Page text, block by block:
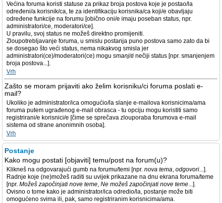
Većina foruma koristi statuse za prikaz broja postova koje je postao/la
određeni/a korisnik/ca, te za identifikaciju korisnika/ca koji/e obavljaju
određene funkcije na forumu [obično oni/e imaju poseban status, npr.
administratori/ce, moderatori/ce].
U pravilu, svoj status ne možeš direktno promijeniti.
Zloupotrebljavanje foruma, u smislu postanja puno postova samo zato da bi
se dosegao što veći status, nema nikakvog smisla jer
administratori(ce)/moderatori(ce) mogu smanjiti nečiji status [npr. smanjenjem
broja postova...].
Vrh
Zašto se moram prijaviti ako želim korisniku/ci foruma poslati e-
mail?
Ukoliko je administrator/ica omogućio/la slanje e-mailova korisnicima/ama
foruma putem ugrađenog e-mail obrasca - tu opciju mogu koristiti samo
registrirani/e korisnici/e [čime se sprečava zlouporaba forumova e-mail
sistema od strane anonimnih osoba].
Vrh
Postanje
Kako mogu postati [objaviti] temu/post na forum(u)?
Klikneš na odgovarajući gumb na forumu/temi [npr. nova tema, odgovori...].
Radnje koje (ne)možeš raditi su uvijek prikazane na dnu ekrana foruma/teme
[npr. Možeš započinjati nove teme, Ne možeš započinjati nove teme...].
Ovisno o tome kako je administrator/ica odredio/la, postanje može biti
omogućeno svima ili, pak, samo registriranim korisnicima/ama.